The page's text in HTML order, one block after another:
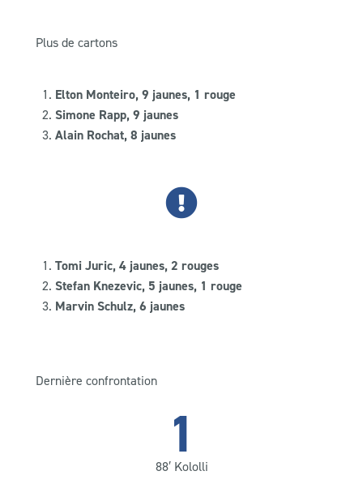
Plus de cartons
Elton Monteiro, 9 jaunes, 1 rouge
Simone Rapp, 9 jaunes
Alain Rochat, 8 jaunes
Tomi Juric, 4 jaunes, 2 rouges
Stefan Knezevic, 5 jaunes, 1 rouge
Marvin Schulz, 6 jaunes
Dernière confrontation
1
88′ Kololli